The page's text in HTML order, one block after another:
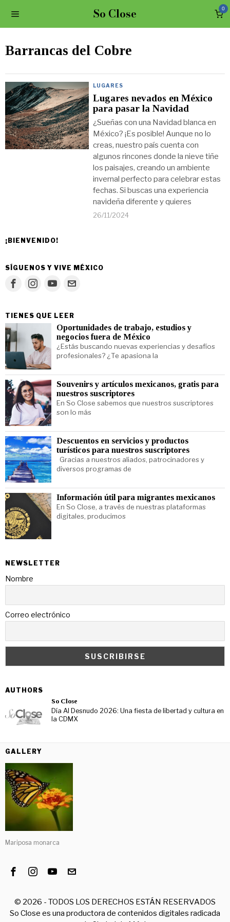
So Close 0
Barrancas del Cobre
LUGARES
Lugares nevados en México
para pasar la Navidad
¿Sueñas con una Navidad blanca en
México? ¡Es posible! Aunque no lo
creas, nuestro país cuenta con
algunos rincones donde la nieve tiñe
los paisajes, creando un ambiente
invernal perfecto para celebrar estas
fechas. Si buscas una experiencia
navideña diferente y quieres
26/11/2024
¡BIENVENIDO!
SÍGUENOS Y VIVE MÉXICO
TIENES QUE LEER
Oportunidades de trabajo, estudios y
negocios fuera de México
¿Estás buscando nuevas experiencias y desafíos
profesionales? ¿Te apasiona la
Souvenirs y artículos mexicanos, gratis para
nuestros suscriptores
En So Close sabemos que nuestros suscriptores
son lo más
Descuentos en servicios y productos
turísticos para nuestros suscriptores
Gracias a nuestros aliados, patrocinadores y
diversos programas de
Información útil para migrantes mexicanos
En So Close, a través de nuestras plataformas
digitales, producimos
NEWSLETTER
Nombre
Correo electrónico
AUTHORS
So Close
Día Al Desnudo 2026: Una fiesta de libertad y cultura en
la CDMX
GALLERY
Mariposa monarca
© 2026 - TODOS LOS DERECHOS ESTÁN RESERVADOS
So Close es una productora de contenidos digitales radicada